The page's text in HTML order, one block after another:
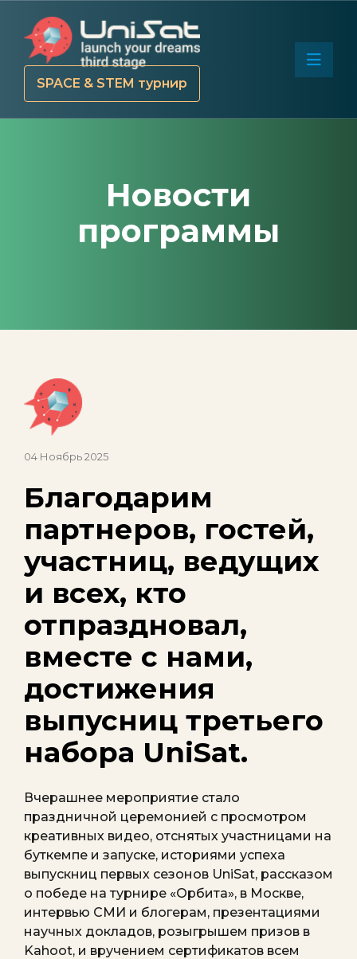
SPACE & STEM турнир
Новости
программы
04 Ноябрь 2025
Благодарим
партнеров, гостей,
участниц, ведущих
и всех, кто
отпраздновал,
вместе с нами,
достижения
выпусниц третьего
набора UniSat.
Вчерашнее мероприятие стало
праздничной церемонией с просмотром
креативных видео, отснятых участницами на
буткемпе и запуске, историями успеха
выпускниц первых сезонов UniSat, рассказом
о победе на турнире «Орбита», в Москве,
интервью СМИ и блогерам, презентациями
научных докладов, розыгрышем призов в
Kahoot, и вручением сертификатов всем